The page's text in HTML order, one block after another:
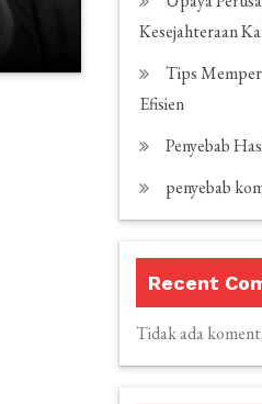
Kesejahteraan
Tips
Efisien
Penyebab
penyebab
Recent
Tidak ada